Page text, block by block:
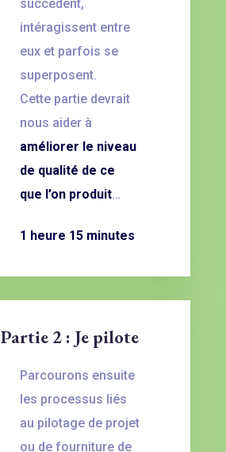
succèdent,
intéragissent entre
eux et parfois se
superposent.
Cette partie devrait
nous aider à
améliorer le niveau
de qualité de ce
que l’on produit…
1 heure 15 minutes
Partie 2 : Je pilote
Parcourons ensuite
les processus liés
au pilotage de projet
ou de fourniture de